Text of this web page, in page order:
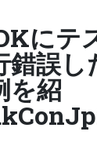
にテ
錯誤
を紹